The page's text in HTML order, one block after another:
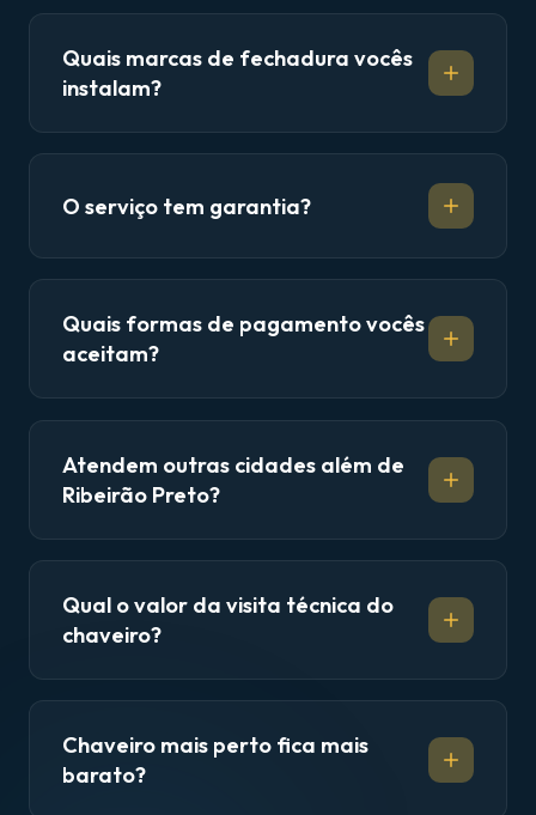
Quais marcas de fechadura vocês
instalam?
O serviço tem garantia?
Quais formas de pagamento vocês
aceitam?
Atendem outras cidades além de
Ribeirão Preto?
Qual o valor da visita técnica do
chaveiro?
Chaveiro mais perto fica mais
barato?